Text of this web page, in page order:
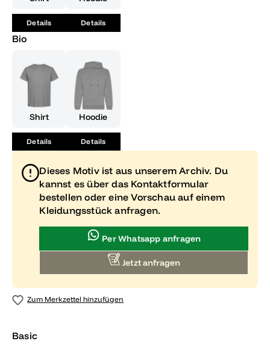
Details Details
Bio
Shirt
Details
Hoodie
Details
Dieses Motiv ist aus unserem Archiv. Du
kannst es über das Kontaktformular
bestellen oder eine Vorschau auf einem
Kleidungsstück anfragen.
Per Whatsapp anfragen
Jetzt anfragen
Zum Merkzettel hinzufügen
Basic